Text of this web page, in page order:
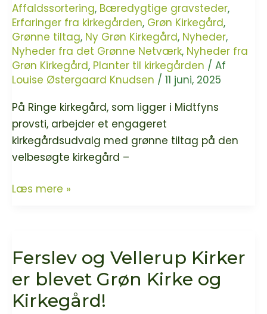
Affaldssortering, Bæredygtige gravsteder,
Erfaringer fra kirkegården, Grøn Kirkegård,
Grønne tiltag, Ny Grøn Kirkegård, Nyheder,
Nyheder fra det Grønne Netværk, Nyheder fra
Grøn Kirkegård, Planter til kirkegården / Af
Louise Østergaard Knudsen / 11 juni, 2025
På Ringe kirkegård, som ligger i Midtfyns
provsti, arbejder et engageret
kirkegårdsudvalg med grønne tiltag på den
velbesøgte kirkegård –
Gamle
på
Ringe
kirkegård,
som
Læs mere »
Ferslev og Vellerup Kirker
er blevet Grøn Kirke og
Kirkegård!